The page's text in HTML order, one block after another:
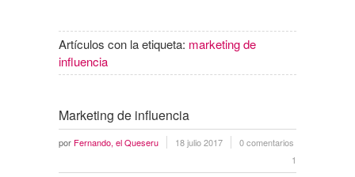
Artículos con la etiqueta: marketing de
influencia
Marketing de influencia
por Fernando, el Queseru 18 julio 2017
0 comentarios
1